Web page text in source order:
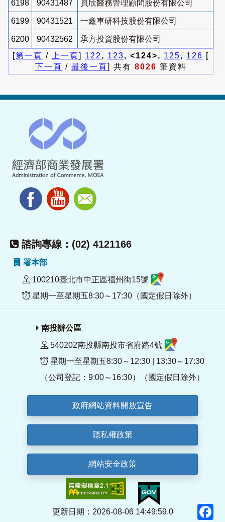
6198 90431487 員欣醫務管理顧問股份有限公司
6199 90431521 一鑫車研科技股份有限公司
6200 90432562
承方投資股份有限公司
[第一頁 / 上一頁] 122 , 123, <124>, 125, 126 [
下一頁 / 最後一頁] 共有 8026 筆資料
諮詢專線：(02) 4121166
署本部
100210臺北市中正區福州街15號
星期一至星期五8:30～17:30（國定假日除外）
南投辦公區
540202南投縣南投市省府路4號
星期一至星期五8:30～12:30 | 13:30～17:30
（公司登記：9:00～16:30）（國定假日除外）
政府網站資料開放宣告
隱私權政策
網站安全政策
更新日期：2026-08-06 14:49:59.0